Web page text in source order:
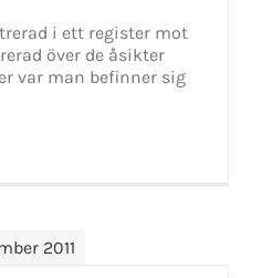
i ett register mot
över de åsikter
var man befinner sig
2011